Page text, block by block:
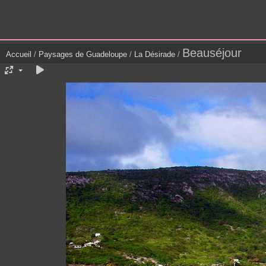
Accueil / Paysages de Guadeloupe / La Désirade / Beauséjour